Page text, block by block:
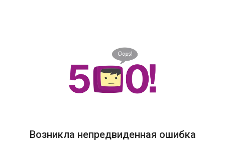
Возникла непредвиденная ошибка